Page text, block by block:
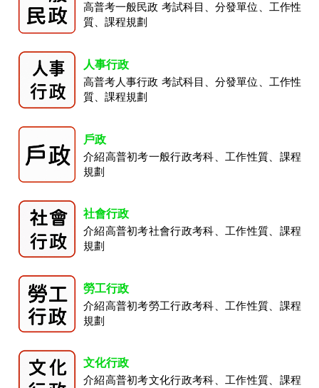
高普考一般民政 考試科目、分發單位、工作性
質、課程規劃
人事行政
高普考人事行政 考試科目、分發單位、工作性
質、課程規劃
戶政
介紹高普初考一般行政考科、工作性質、課程
規劃
社會行政
介紹高普初考社會行政考科、工作性質、課程
規劃
勞工行政
介紹高普初考勞工行政考科、工作性質、課程
規劃
文化行政
介紹高普初考文化行政考科、工作性質、課程